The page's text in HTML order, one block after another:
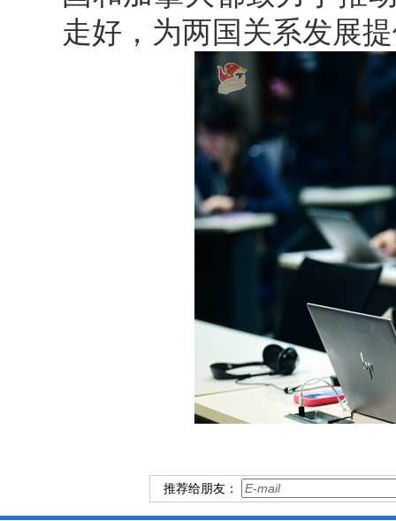
走好，为两国关系发展
推荐给朋友：